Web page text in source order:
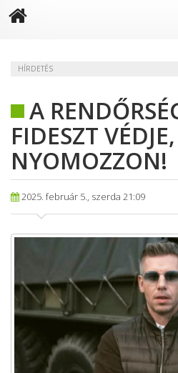
HÍRDETÉS
A
FIDESZT
NYOMOZZON!
2025. február 5., szerda 21:09